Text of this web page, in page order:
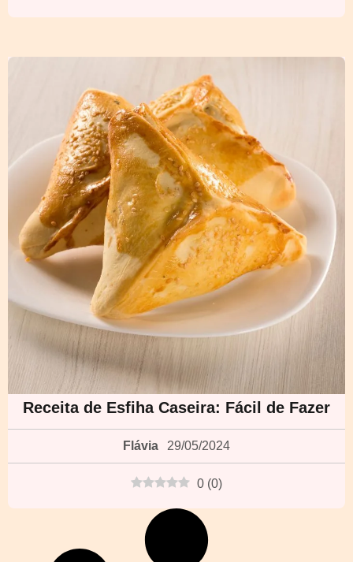
Receita de Esfiha Caseira: Fácil de Fazer
Flávia 29/05/2024
0 (0)